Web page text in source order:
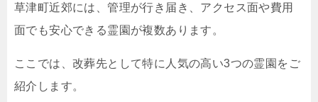
草津町近郊には、管理が行き届き、アクセス面や費用
面でも安心できる霊園が複数あります。
ここでは、改葬先として特に人気の高い3つの霊園をご
紹介します。